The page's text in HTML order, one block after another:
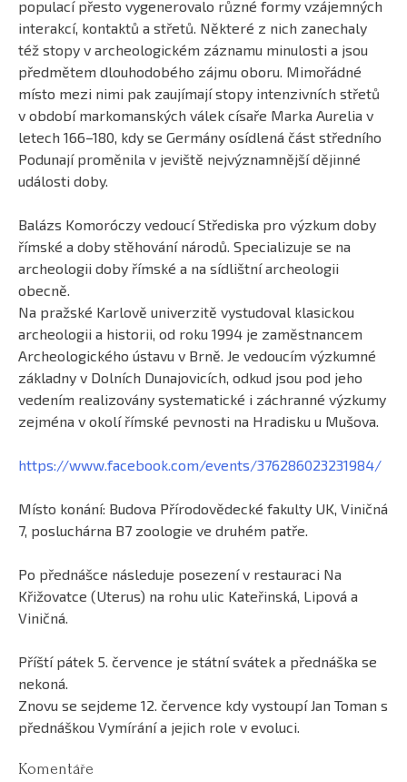
populací přesto vygenerovalo různé formy vzájemných
interakcí, kontaktů a střetů. Některé z nich zanechaly
též stopy v archeologickém záznamu minulosti a jsou
předmětem dlouhodobého zájmu oboru. Mimořádné
místo mezi nimi pak zaujímají stopy intenzivních střetů
v období markomanských válek císaře Marka Aurelia v
letech 166–180, kdy se Germány osídlená část středního
Podunají proměnila v jeviště nejvýznamnější dějinné
události doby.
Balázs Komoróczy vedoucí Střediska pro výzkum doby
římské a doby stěhování národů. Specializuje se na
archeologii doby římské a na sídlištní archeologii
obecně.
Na pražské Karlově univerzitě vystudoval klasickou
archeologii a historii, od roku 1994 je zaměstnancem
Archeologického ústavu v Brně. Je vedoucím výzkumné
základny v Dolních Dunajovicích, odkud jsou pod jeho
vedením realizovány systematické i záchranné výzkumy
zejména v okolí římské pevnosti na Hradisku u Mušova.
https://www.facebook.com/events/376286023231984/
Místo konání: Budova Přírodovědecké fakulty UK, Viničná
7, posluchárna B7 zoologie ve druhém patře.
Po přednášce následuje posezení v restauraci Na
Křižovatce (Uterus) na rohu ulic Kateřinská, Lipová a
Viničná.
Příští pátek 5. července je státní svátek a přednáška se
nekoná.
Znovu se sejdeme 12. července kdy vystoupí Jan Toman s
přednáškou Vymírání a jejich role v evoluci.
Komentáře